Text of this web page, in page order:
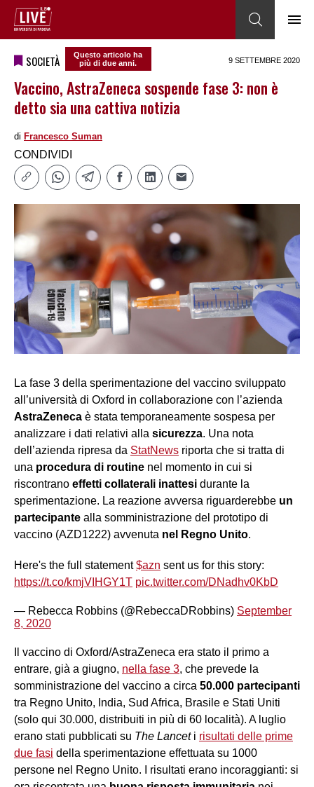
SOCIETÀ
Questo articolo ha
più di due anni.
9 SETTEMBRE 2020
Vaccino, AstraZeneca sospende fase 3: non è
detto sia una cattiva notizia
di Francesco Suman
CONDIVIDI
La fase 3 della sperimentazione del vaccino sviluppato
all’università di Oxford in collaborazione con l’azienda
AstraZeneca è stata temporaneamente sospesa per
analizzare i dati relativi alla sicurezza. Una nota
dell’azienda ripresa da StatNews riporta che si tratta di
una procedura di routine nel momento in cui si
riscontrano effetti collaterali inattesi durante la
sperimentazione. La reazione avversa riguarderebbe un
partecipante alla somministrazione del prototipo di
vaccino (AZD1222) avvenuta nel Regno Unito.
Here's the full statement$azn sent us for this story:
https://t.co/kmjVIHGY1T pic.twitter.com/DNadhv0KbD
— Rebecca Robbins (@RebeccaDRobbins) September
8, 2020
Il vaccino di Oxford/AstraZeneca era stato il primo a
entrare, già a giugno, nella fase 3, che prevede la
somministrazione del vaccino a circa 50.000 partecipanti
tra Regno Unito, India, Sud Africa, Brasile e Stati Uniti
(solo qui 30.000, distribuiti in più di 60 località). A luglio
erano stati pubblicati su The Lancet i risultati delle prime
due fasi della sperimentazione effettuata su 1000
persone nel Regno Unito. I risultati erano incoraggianti: si